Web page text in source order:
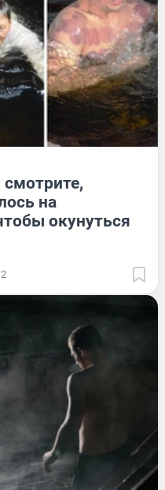
на
окунуться
2